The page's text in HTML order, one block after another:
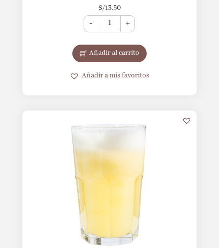
S/13.50
- +
Añadir al carrito
Añadir a mis favoritos